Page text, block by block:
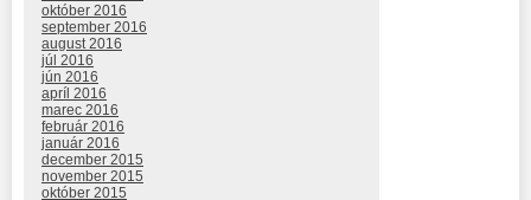
október 2016
september 2016
august 2016
júl 2016
jún 2016
apríl 2016
marec 2016
február 2016
január 2016
december 2015
november 2015
október 2015